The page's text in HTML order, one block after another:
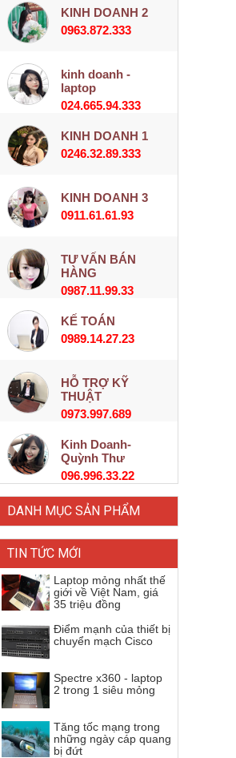
KINH DOANH 2
0963.872.333
kinh doanh -
laptop
024.665.94.333
KINH DOANH 1
0246.32.89.333
KINH DOANH 3
0911.61.61.93
TƯ VẤN BÁN
HÀNG
0987.11.99.33
KẾ TOÁN
0989.14.27.23
HỖ TRỢ KỸ
THUẬT
0973.997.689
Kinh Doanh-
Quỳnh Thư
096.996.33.22
DANH MỤC SẢN PHẨM
TIN TỨC MỚI
Laptop mỏng nhất thế
giới về Việt Nam, giá
35 triệu đồng
Điểm mạnh của thiết bị
chuyển mạch Cisco
Spectre x360 - laptop
2 trong 1 siêu mỏng
Tăng tốc mạng trong
những ngày cáp quang
bị đứt